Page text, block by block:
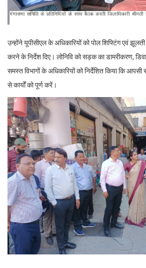
उन्होंने यूपीसीएल के अधिकारियों को पोल शिफ्टिंग एवं झूलती
करने के निर्देश दिए। लोनिवि को सड़क का डामरीकरण,
समस्त विभागों के अधिकारियों को निर्देशित किया कि
से कार्यों को पूर्ण करें।